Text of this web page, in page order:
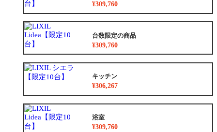
¥309,760
台数限定の商品
¥309,760
キッチン
¥306,267
浴室
¥309,760